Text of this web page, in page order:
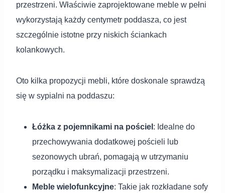
przestrzeni. Właściwie zaprojektowane meble w pełni
wykorzystają każdy centymetr poddasza, co jest
szczególnie istotne przy niskich ściankach
kolankowych.
Oto kilka propozycji mebli, które doskonale sprawdzą
się w sypialni na poddaszu:
Łóżka z pojemnikami na pościel : Idealne do
przechowywania dodatkowej pościeli lub
sezonowych ubrań, pomagają w utrzymaniu
porządku i maksymalizacji przestrzeni.
Meble wielofunkcyjne: Takie jak rozkładane sofy